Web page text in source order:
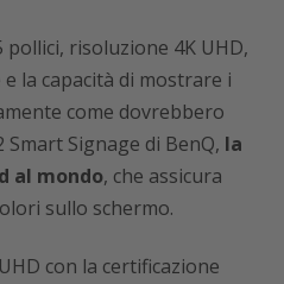
pollici, risoluzione 4K UHD,
la capacità di mostrare i
come dovrebbero
Smart Signage di BenQ, la
al mondo, che assicura
sullo schermo.
con la certificazione